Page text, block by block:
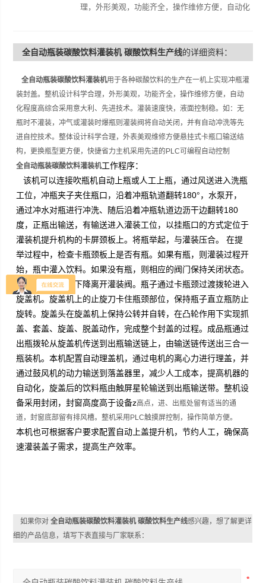
理，外形美观，功能齐全，操作维修方便，自动化
全自动瓶装碳酸饮料灌装机 碳酸饮料生产线的详细资料：
全自动瓶装碳酸饮料灌装机用于各种碳酸饮料的生产在一机上实现冲瓶灌
装封盖。整机设计科学合理，外形美观，功能齐全，操作维修方便，自动
化程度高综合采用意大利、先进技术。灌装速度快，液面控制稳。如：无
瓶时不灌装，冲气或灌装时爆瓶则灌装阀将自动关闭，并有自动冲洗等先
进自控技术。整体设计科学合理，外表美观维修方便悬挂式卡瓶口输送结
构，更换瓶型更方便，快捷省力主机采用先进的PLC可编程自动控制
全自动瓶装碳酸饮料灌装机工作程序：
该机可以连接吹瓶机自动上瓶或人工上瓶，通过风送进入洗瓶
工位，冲瓶夹子夹住瓶口，沿着冲瓶轨道翻转180°，水泵开，
通过冲水对瓶进行冲洗、随后沿着冲瓶轨道边沥干边翻转180
度，正瓶出输送，有输送进入灌装工位，以挂瓶口的方式定位于
灌装机提升机构的卡屏颈板上。将瓶举起，与灌装压合。 在提
举过程中，检查卡瓶颈板上是否有瓶。如果有瓶，则灌装过程开
始，瓶中灌入饮料。如果没有瓶，则相应的阀门保持关闭状态。
灌装结束后瓶口下降离开灌装阀。瓶子通过卡瓶颈过渡拨轮进入
旋盖机。旋盖机上的止旋刀卡住瓶颈部位，保持瓶子直立瓶防止
旋转。旋盖头在旋盖机上保持公转并自转，在凸轮作用下实现抓
盖、套盖、旋盖、脱盖动作，完成整个封盖的过程。成品瓶通过
出瓶拨轮从旋盖机传送到出瓶输送链上，由输送链传送出三合一
瓶装机。本机配置自动理盖机，通过电机的离心力进行理盖，并
通过鼓风机的动力输送到落盖器里，减少人工成本，提高机器的
自动化，旋盖后的饮料瓶由触屏星轮输送到出瓶输送带。整机设
备采用封闭，封窗高度高于设备z高点，进、出瓶处留有适当的通
道，封窗底部留有排风槽。整机采用PLC触摸屏控制，操作简单方便。
本机也可根据客户要求配置自动上盖提升机，节约人工，确保高
速灌装盖子需求，提高生产效率。
如果你对全自动瓶装碳酸饮料灌装机 碳酸饮料生产线感兴趣，想了解更详
细的产品信息，填写下表直接与厂家联系：